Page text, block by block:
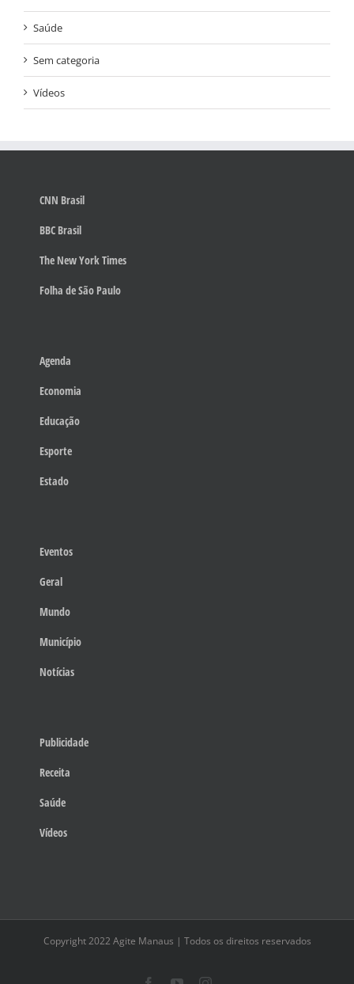
Saúde
Sem categoria
Vídeos
CNN Brasil
BBC Brasil
The New York Times
Folha de São Paulo
Agenda
Economia
Educação
Esporte
Estado
Eventos
Geral
Mundo
Município
Notícias
Publicidade
Receita
Saúde
Vídeos
Copyright 2022 Agite Manaus | Todos os direitos reservados